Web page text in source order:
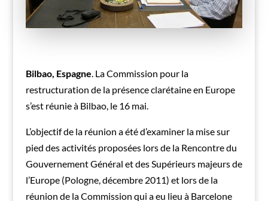
Bilbao, Espagne. La Commission pour la
restructuration de la présence clarétaine en Europe
s’est réunie à Bilbao, le 16 mai.
L’objectif de la réunion a été d’examiner la mise sur
pied des activités proposées lors de la Rencontre du
Gouvernement Général et des Supérieurs majeurs de
l’Europe (Pologne, décembre 2011) et lors de la
réunion de la Commission qui a eu lieu à Barcelone